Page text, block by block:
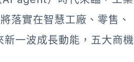
落實在智慧工廠、零售、
一波成長動能，五大商機